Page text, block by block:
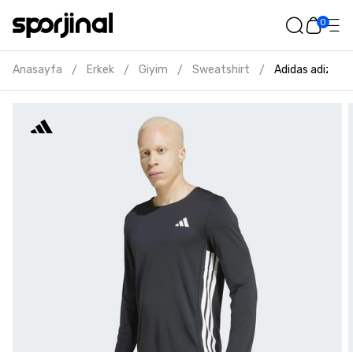
0
Anasayfa / Erkek / Giyim / Sweatshirt / Adidas